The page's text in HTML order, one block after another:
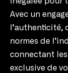
Avec un
normes de
connectant les
exclusive de